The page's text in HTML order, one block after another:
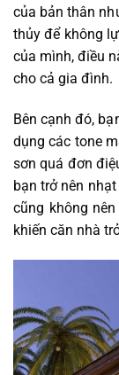
của bản thân
thủy để không
của mình, điều
cho cả gia đình.
Bên cạnh đó,
dụng các tone
sơn quá đơn
bạn trở nên
cũng không
khiến căn nhà